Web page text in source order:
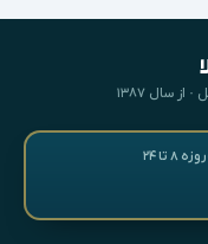
سال ۱۳۸۷
۲۴